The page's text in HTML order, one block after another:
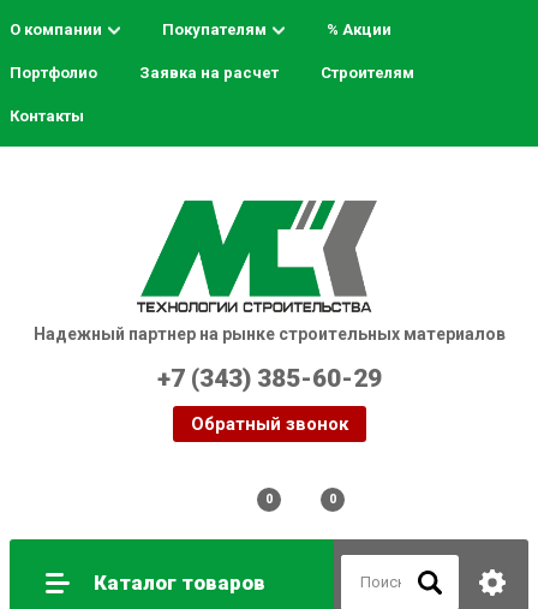
О компании Покупателям % Акции
Портфолио Заявка на расчет Строителям
Контакты
Надежный партнер на рынке строительных материалов
+7 (343) 385-60-29
Обратный звонок
0 0
Каталог товаров